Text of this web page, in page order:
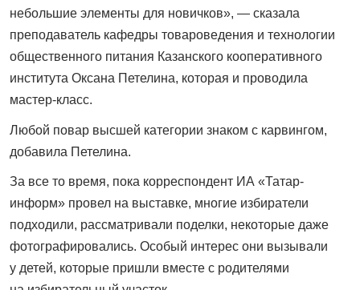
небольшие элементы для новичков», — сказала
преподаватель кафедры товароведения и технологии
общественного питания Казанского кооперативного
института Оксана Петелина, которая и проводила
мастер-класс.
Любой повар высшей категории знаком с карвингом,
добавила Петелина.
За все то время, пока корреспондент ИА «Татар-
информ» провел на выставке, многие избиратели
подходили, рассматривали поделки, некоторые даже
фотографировались. Особый интерес они вызывали
у детей, которые пришли вместе с родителями